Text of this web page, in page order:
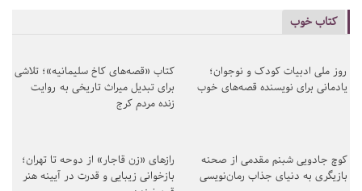
کتاب خوب
روز ملی ادبیات کودک و نوجوان؛
یادمانی برای نویسنده قصه‌های خوب
کتاب «قصه‌های کاخ سلیمانیه»؛ تلاشی
برای تبدیل میراث تاریخی به روایت
زنده مردم کرج
کوچ جادویی شبنم مقدمی از صحنه
بازیگری به دنیای جذاب رمان‌نویسی
رازهای «زن قاجار» از دوحه تا تهران؛
بازخوانی زیبایی و قدرت در آیینه هنر